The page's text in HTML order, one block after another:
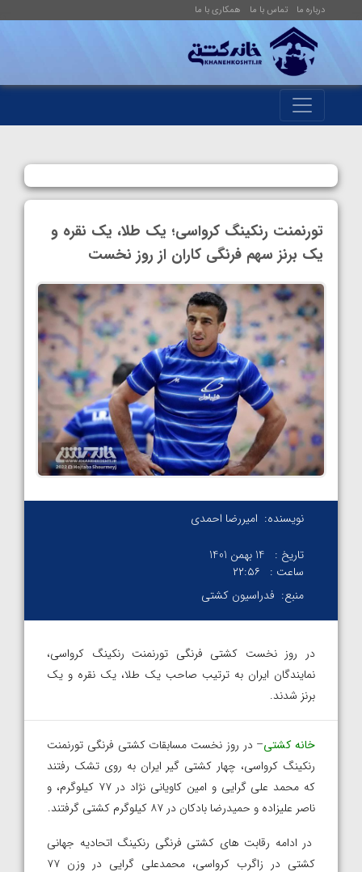
درباره ما تماس با ما همکاری با ما
تورنمنت رنکینگ کرواسی؛ یک طلا، یک نقره و
یک برنز سهم فرنگی کاران از روز نخست
نویسنده: امیررضا احمدی
تاریخ :
14 بهمن 1401
ساعت :
۲۲:۵۶
منبع: فدراسیون کشتی
در روز نخست کشتی فرنگی تورنمنت رنکینگ کرواسی،
نمایندگان ایران به ترتیب صاحب یک طلا، یک نقره و یک
برنز شدند.
خانه کشتی– در روز نخست مسابقات کشتی فرنگی تورنمنت
رنکینگ کرواسی، چهار کشتی گیر ایران به روی تشک رفتند
که محمد علی گرایی و امین کاویانی نژاد در ۷۷ کیلوگرم، و
ناصر علیزاده و حمیدرضا بادکان در ۸۷ کیلوگرم کشتی گرفتند.
در ادامه رقابت های کشتی فرنگی رنکینگ اتحادیه جهانی
کشتی در زاگرب کرواسی، محمدعلی گرایی در وزن ۷۷